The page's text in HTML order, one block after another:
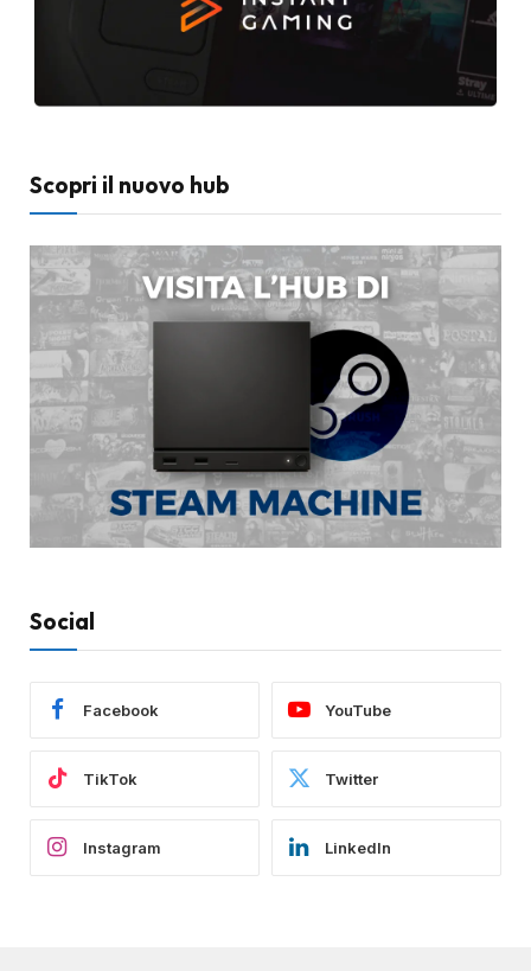
Scopri il nuovo hub
Social
Facebook YouTube
TikTok Twitter
Instagram LinkedIn